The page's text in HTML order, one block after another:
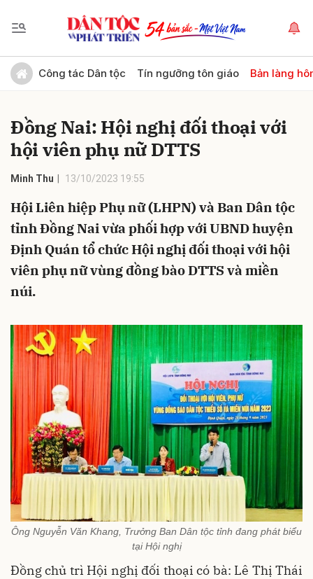
Công tác Dân tộc Tín ngưỡng tôn giáo Bản làng
Đồng Nai: Hội nghị đối thoại với
hội viên phụ nữ DTTS
Minh Thu 13/10/2023 19:55
Hội Liên hiệp Phụ nữ (LHPN) và Ban Dân tộc
tỉnh Đồng Nai vừa phối hợp với UBND huyện
Định Quán tổ chức Hội nghị đối thoại với hội
viên phụ nữ vùng đồng bào DTTS và miền
núi.
Ông Nguyễn Văn Khang, Trưởng Ban Dân tộc tỉnh đang phát biểu
tại Hội nghị
Đồng chủ trì Hội nghị đối thoại có bà: Lê Thị Thái
Gửi bình luận
Hủy Gửi